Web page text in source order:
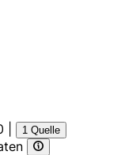
1 Quelle